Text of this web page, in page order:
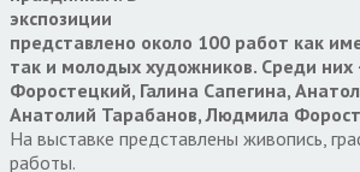
экспозиции
представлено около 100 работ как
так и молодых художников. Среди
Форостецкий, Галина Сапегина,
Анатолий Тарабанов, Людмила
На выставке представлены живопись,
работы.